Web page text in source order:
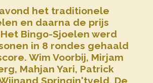
het traditionele
en daarna de prijs
Bingo-Sjoelen werd
in 8 rondes gehaald
Wim Voorbij, Mirjam
Mahjan Yari, Patrick
Springin'tveld. De